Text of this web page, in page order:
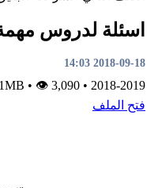
مهمة في مادة
•👁 3,090